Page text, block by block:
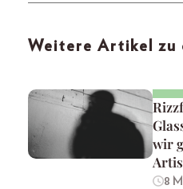
Weitere Artikel zu
wir
8